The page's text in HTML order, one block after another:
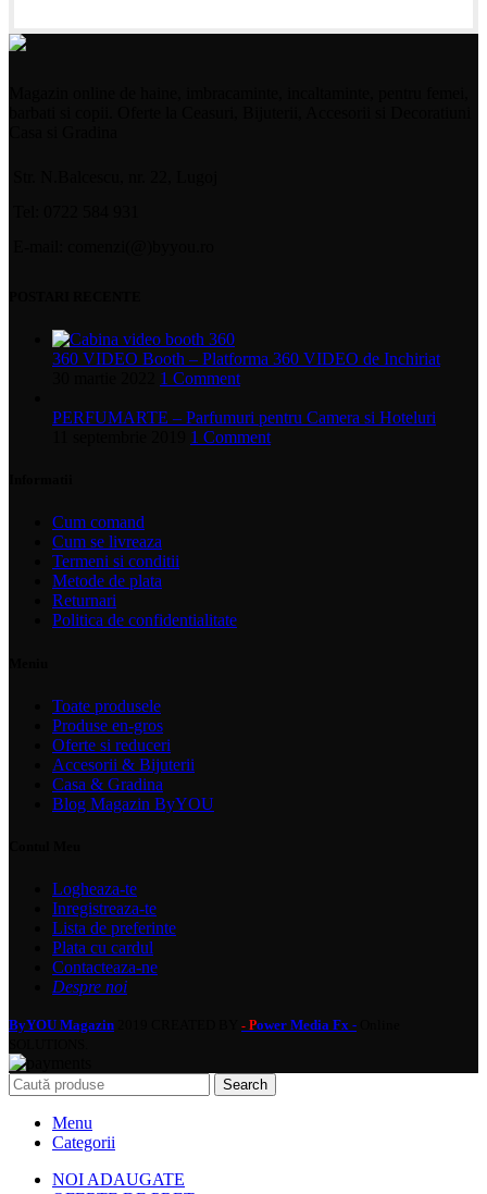
360 VIDEO Booth – Platforma 360 VIDEO de Inchiriat
1 Comment
PERFUMARTE – Parfumuri pentru Camera si Hoteluri
1 Comment
Cum comand
Cum se livreaza
Termeni si conditii
Metode de plata
Returnari
Politica de confidentialitate
Toate produsele
Produse en-gros
Oferte si reduceri
Accesorii & Bijuterii
Casa & Gradina
Blog Magazin ByYOU
Logheaza-te
Inregistreaza-te
Lista de preferinte
Plata cu cardul
Contacteaza-ne
Despre noi
ByYOU Magazin - Power Media Fx -
Search
Menu
Categorii
NOI ADAUGATE